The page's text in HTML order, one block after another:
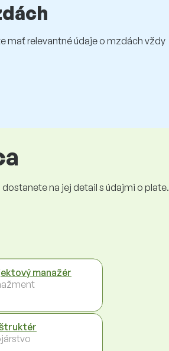
mať relevantné údaje o mzdách vždy
na jej detail s údajmi o plate.
manažér